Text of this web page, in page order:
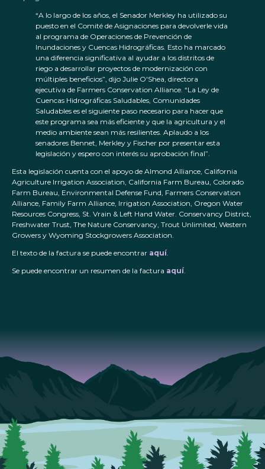
“A lo largo de los años, el Senador Merkley ha utilizado su
puesto en el Comité de Asignaciones para devolverle vida
al programa de Operaciones de Prevención de
Inundaciones y Cuencas Hidrográficas. Esto ha marcado
una diferencia significativa al ayudar a los distritos de
riego a desarrollar proyectos de modernización con
múltiples beneficios”, dijo Julie O'Shea, directora
ejecutiva de Farmers Conservation Alliance. “La Ley de
Cuencas Hidrográficas Saludables, Comunidades
Saludables es el siguiente paso necesario para hacer que
este programa sea más eficiente y que la agricultura y el
medio ambiente sean más resilientes. Aplaudo a los
senadores Bennet, Merkley y Fischer por presentar esta
legislación y espero con interés su aprobación final”.
Esta legislación cuenta con el apoyo de Almond Alliance, California
Agriculture Irrigation Association, California Farm Bureau, Colorado
Farm Bureau, Environmental Defense Fund, Farmers Conservation
Alliance, Family Farm Alliance, Irrigation Association, Oregon Water
Resources Congress, St. Vrain & Left Hand Water. Conservancy District,
Freshwater Trust, The Nature Conservancy, Trout Unlimited, Western
Growers y Wyoming Stockgrowers Association.
El texto de la factura se puede encontrar aquí.
Se puede encontrar un resumen de la factura aquí.